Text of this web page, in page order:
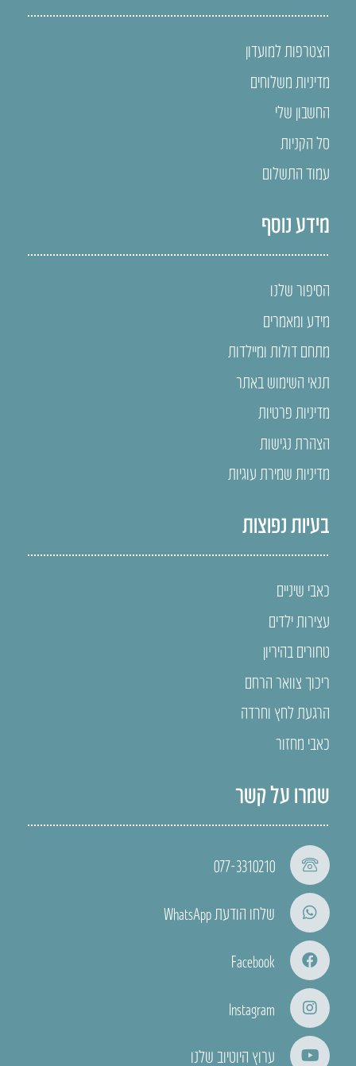
הצטרפות למועדון
מדיניות משלוחים
החשבון שלי
סל הקניות
עמוד התשלום
מידע נוסף
הסיפור שלנו
מידע ומאמרים
מתחם דולות ומיילדות
תנאי השימוש באתר
מדיניות פרטיות
הצהרת נגישות
מדיניות שמירת עוגיות
בעיות נפוצות
כאבי שיניים
עצירות ילדים
טחורים בהיריון
ריכוך צוואר הרחם
הרגעת לחץ וחרדה
כאבי מחזור
שמרו על קשר
077-3310210
שלחו הודעת WhatsApp
Facebook
Instagram
ערוץ היוטיוב שלנו